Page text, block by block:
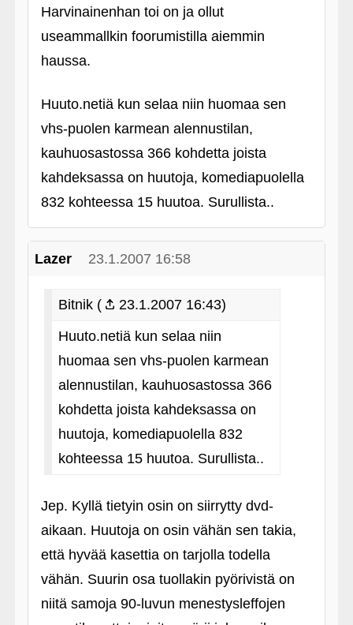
Harvinainenhan toi on ja ollut
useammallkin foorumistilla aiemmin
haussa.
Huuto.netiä kun selaa niin huomaa sen
vhs-puolen karmean alennustilan,
kauhuosastossa 366 kohdetta joista
kahdeksassa on huutoja, komediapuolella
832 kohteessa 15 huutoa. Surullista..
Lazer 23.1.2007 16:58
Bitnik (
23.1.2007 16:43)
Huuto.netiä kun selaa niin
huomaa sen vhs-puolen karmean
alennustilan, kauhuosastossa 366
kohdetta joista kahdeksassa on
huutoja, komediapuolella 832
kohteessa 15 huutoa. Surullista..
Jep. Kyllä tietyin osin on siirrytty dvd-
aikaan. Huutoja on osin vähän sen takia,
että hyvää kasettia on tarjolla todella
vähän. Suurin osa tuollakin pyörivistä on
niitä samoja 90-luvun menestysleffojen